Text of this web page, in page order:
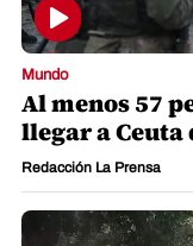
Mundo
Al menos 57
llegar a Ceuta
Redacción La Prensa